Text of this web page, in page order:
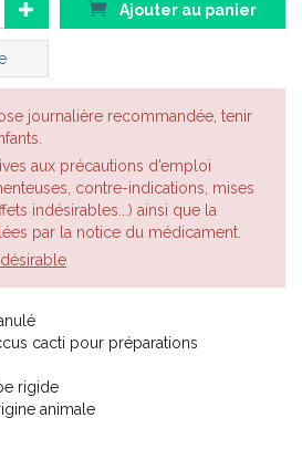
Ajouter au panier
journalière recommandée, tenir
aux précautions d’emploi
contre-indications, mises
indésirables...) ainsi que la
par la notice du médicament.
cacti pour préparations
rigide
animale